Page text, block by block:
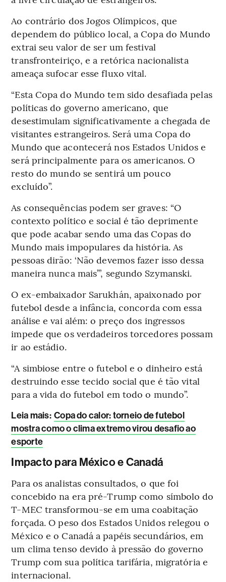
Ao contrário dos Jogos Olímpicos, que
dependem do público local, a Copa do Mundo
extrai seu valor de ser um festival
transfronteiriço, e a retórica nacionalista
ameaça sufocar esse fluxo vital.
“Esta Copa do Mundo tem sido desafiada pelas
políticas do governo americano, que
desestimulam significativamente a chegada de
visitantes estrangeiros. Será uma Copa do
Mundo que acontecerá nos Estados Unidos e
será principalmente para os americanos. O
resto do mundo se sentirá um pouco
excluído”.
As consequências podem ser graves: “O
contexto político e social é tão deprimente
que pode acabar sendo uma das Copas do
Mundo mais impopulares da história. As
pessoas dirão: ‘Não devemos fazer isso dessa
maneira nunca mais’”, segundo Szymanski.
O ex-embaixador Sarukhán, apaixonado por
futebol desde a infância, concorda com essa
análise e vai além: o preço dos ingressos
impede que os verdadeiros torcedores possam
ir ao estádio.
“A simbiose entre o futebol e o dinheiro está
destruindo esse tecido social que é tão vital
para a vida do futebol em todo o mundo”.
Leia mais: Copa do calor: torneio de futebol
mostra como o clima extremo virou desafio ao
esporte
Impacto para México e Canadá
Para os analistas consultados, o que foi
concebido na era pré-Trump como símbolo do
T-MEC transformou-se em uma coabitação
forçada. O peso dos Estados Unidos relegou o
México e o Canadá a papéis secundários, em
um clima tenso devido à pressão do governo
Trump com sua política tarifária, migratória e
internacional.